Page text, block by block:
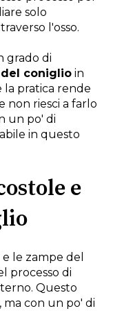
solo
l'osso.
grado di
coniglio in
la pratica rende
non riesci a farlo
un po' di
in questo
e
le zampe del
processo di
Questo
con un po' di